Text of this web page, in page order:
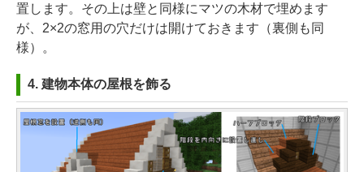
置します。その上は壁と同様にマツの木材で埋めます
が、2×2の窓用の穴だけは開けておきます（裏側も同
様）。
4. 建物本体の屋根を飾る